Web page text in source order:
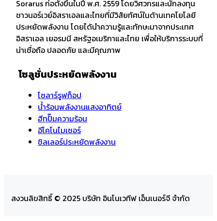
Sorarus ก่อตั้งขึ้นในปี พ.ศ. 2559 โดยวิศวกรและนักลงทุน
ชาวนอร์เวย์อิสราเอลและไทยที่มีวิสัยทัศน์ในด้านเทคโยโลยี
ประหยัดพลังงาน โดยได้นำความรู้และทักษะมาจากประเทศ
อิสราเอล เยอรมนี สหรัฐอเมริกาและไทย เพื่อให้บริการระบบที่
น่าเชื่อถือ ปลอดภัย และมีคุณภาพ
โซลูชั่นประหยัดพลังงาน
โซลาร์รูฟท็อป
น้ำร้อนพลังงานแสงอาทิตย์
ฮีทปั๊มความร้อน
อีโคโนไมเซอร์
ชิลเลอร์ประหยัดพลังงาน
สงวนลิขสิทธิ์ © 2025 บริษัท อินโนเวทีฟ เอ็นเนอร์จี จำกัด